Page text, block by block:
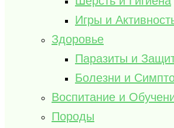
Игры и
Здоровье
Паразиты и
Болезни и
Воспитание и
Породы